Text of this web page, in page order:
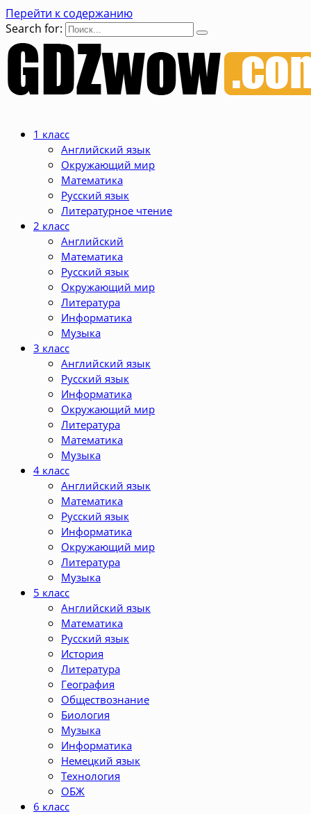
Перейти к содержанию
Search for:
1 класс
Английский язык
Окружающий мир
Математика
Русский язык
Литературное чтение
2 класс
Английский
Математика
Русский язык
Окружающий мир
Литература
Информатика
Музыка
3 класс
Английский язык
Русский язык
Информатика
Окружающий мир
Литература
Математика
Музыка
4 класс
Английский язык
Математика
Русский язык
Информатика
Окружающий мир
Литература
Музыка
5 класс
Английский язык
Математика
Русский язык
История
Литература
География
Обществознание
Биология
Музыка
Информатика
Немецкий язык
Технология
ОБЖ
6 класс